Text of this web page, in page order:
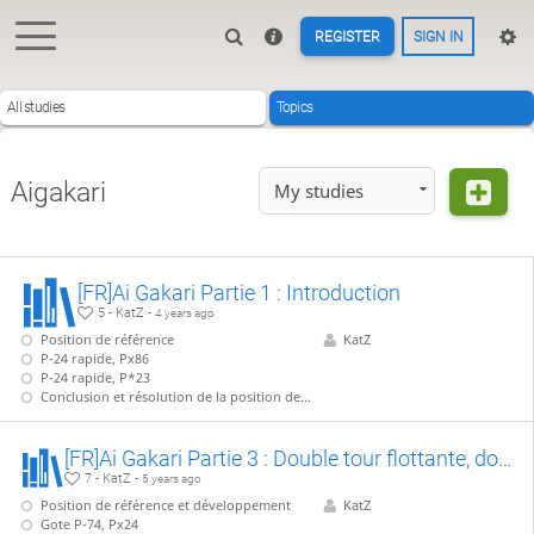
REGISTER SIGN IN
All studies Topics
Aigakari My studies
[FR]Ai Gakari Partie 1 : Introduction
5 - KatZ -4 years ago
Position de référence
P-24 rapide, Px86
P-24 rapide, P*23
Conclusion et résolution de la position de référence.
KatZ
[FR]Ai Gakari Partie 3 : Double tour flottante, double Nakazumai
7 - KatZ - 5 years ago
Position de référence et développement
Gote P-74, Px24
KatZ